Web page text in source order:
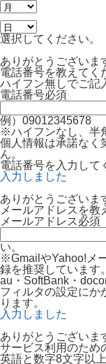
選択してください。
ありがとうございま
電話番号を教えてく
ハイフン無しでご記
電話番号必須
例）09012345678
※ハイフンなし、半
個人情報は承諾なく
ん。
電話番号を入力して
入力しました
ありがとうございま
メールアドレスを教
メールアドレス必須
い。
※GmailやYahoo!メ
録を推奨しています。
au・SoftBank・
フィルタの設定にか
ります。
入力しました
ありがとうございま
サービス利用のため
英語と数字8文字以